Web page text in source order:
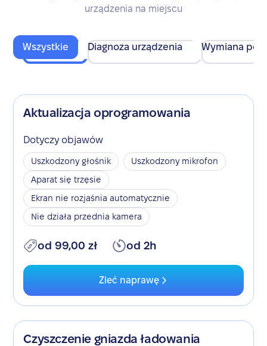
urządzenia na miejscu
Wszystkie Diagnoza urządzenia Wymiana
Aktualizacja oprogramowania
Dotyczy objawów
Uszkodzony głośnik
Uszkodzony mikrofon
Aparat się trzęsie
Ekran nie rozjaśnia automatycznie
Nie działa przednia kamera
od 99,00 zł od 2h
Zleć naprawę
Czyszczenie gniazda ładowania